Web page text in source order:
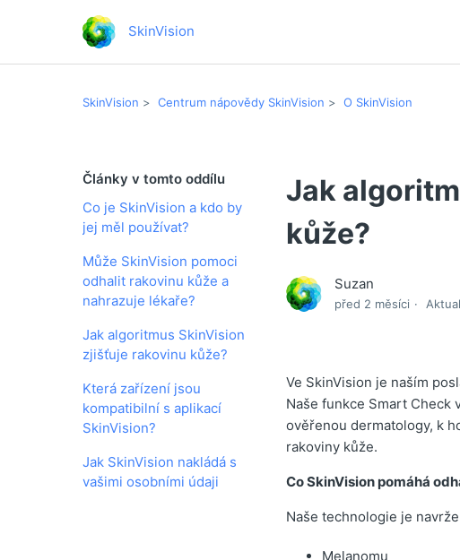
SkinVision
SkinVision Centrum nápovědy SkinVision O SkinVision
Články v tomto oddílu
Co je SkinVision a kdo by
jej měl používat?
Může SkinVision pomoci
odhalit rakovinu kůže a
nahrazuje lékaře?
Jak algoritmus SkinVision
zjišťuje rakovinu kůže?
Která zařízení jsou
kompatibilní s aplikací
SkinVision?
Jak SkinVision nakládá s
vašimi osobními údaji
Jak
kůže?
Suzan
před 2 měsíci
Ve SkinVision je naším
Naše funkce Smart
ověřenou dermatology, k
rakoviny kůže.
Co SkinVision pomáhá
Naše technologie je
Melanomu